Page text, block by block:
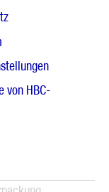
von HBC-